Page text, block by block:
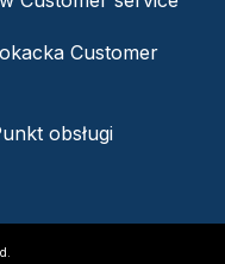
Customer
obsługi